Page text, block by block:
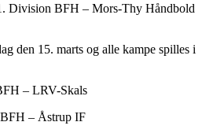
Division BFH – Mors-Thy Håndbold
den 15. marts og alle kampe spilles i
– LRV-Skals
– Åstrup IF